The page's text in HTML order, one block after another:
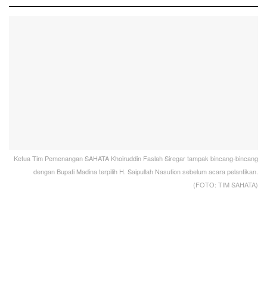
Ketua Tim Pemenangan SAHATA Khoiruddin Faslah Siregar tampak bincang-bincang
dengan Bupati Madina terpilih H. Saipullah Nasution sebelum acara pelantikan.
(FOTO: TIM SAHATA)